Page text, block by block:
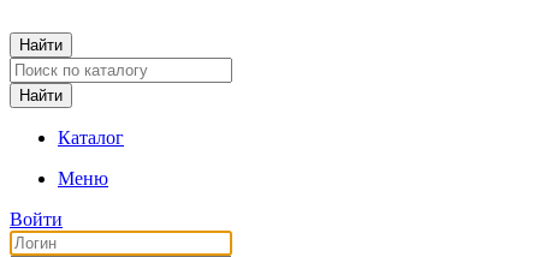
Каталог
Меню
Войти